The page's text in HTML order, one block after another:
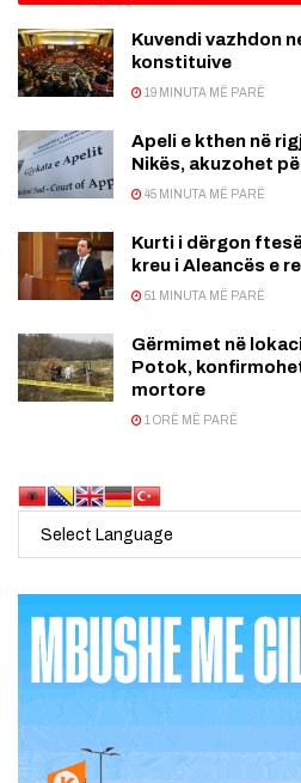
Kuvendi vazhdon
konstituive
19 MINUTA MË PARË
Apeli e kthen në
Nikës, akuzohet
45 MINUTA MË PARË
Kurti i dërgon
kreu i Aleancës e
51 MINUTA MË PARË
Gërmimet në
Potok,
mortore
1 ORË MË PARË